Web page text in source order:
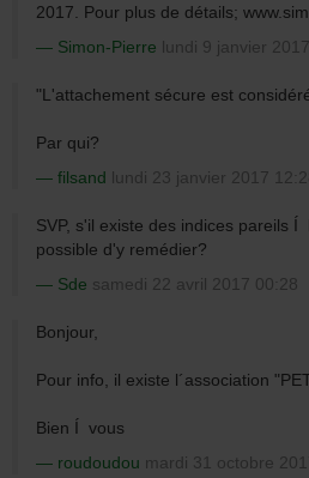
2017. Pour plus de détails;
Simon-Pierre lundi 9 janvier
"L'attachement sécure est
Par qui?
filsand lundi 23 janvier 2017
SVP, s'il existe des indices pareils
possible d'y remédier?
Sde samedi 22 avril 2017 00:28
Bonjour,
Pour info, il existe l´association
Bien Í vous
roudoudou mardi 31 octobre